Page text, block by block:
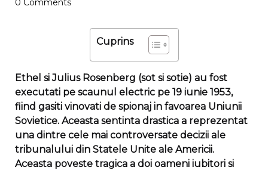
0 Comments
Cuprins
Ethel si Julius Rosenberg (sot si sotie) au fost
executati pe scaunul electric pe 19 iunie 1953,
fiind gasiti vinovati de spionaj in favoarea Uniunii
Sovietice. Aceasta sentinta drastica a reprezentat
una dintre cele mai controversate decizii ale
tribunalului din Statele Unite ale Americii.
Aceasta poveste tragica a doi oameni iubitori si